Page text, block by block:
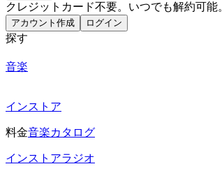
クレジットカード不要。いつでも解約可能。
アカウント作成 ログイン
探す
音楽
インストア
料金音楽カタログ
インストアラジオ